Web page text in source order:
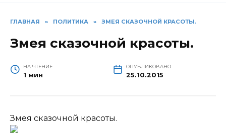
ГЛАВНАЯ » ПОЛИТИКА » ЗМЕЯ СКАЗОЧНОЙ КРАСОТЫ.
Змея сказочной красоты.
НА ЧТЕНИЕ
1 мин
ОПУБЛИКОВАНО
25.10.2015
Змея сказочной красоты.